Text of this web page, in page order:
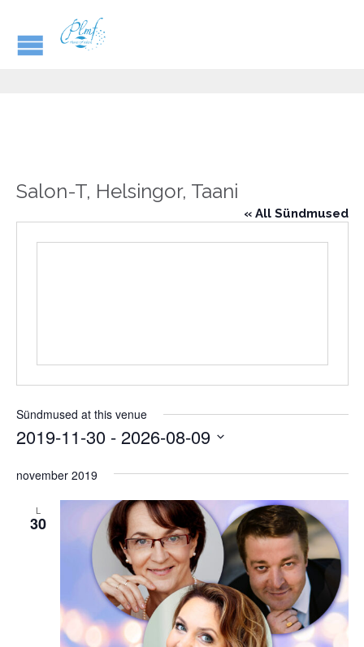
Salon-T, Helsingor, Taani
« All Sündmused
Sündmused at this venue
2019-11-30 - 2026-08-09
date.
november 2019
L
30